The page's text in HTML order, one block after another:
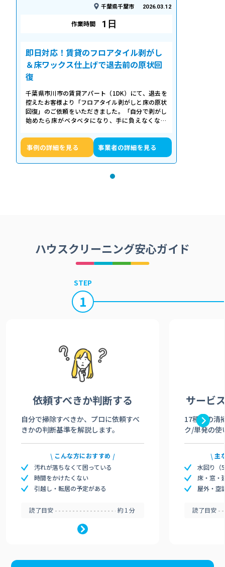
千葉県千葉市 2026.03.12
作業時間 1日
即日対応！賃貸のフロアタイル剥がし
＆床ワックス仕上げで退去前の原状回
復
千葉県市川市の賃貸アパート（1DK）にて、退去を
控えたお客様より「フロアタイル剥がしと床の原状
回復」のご依頼をいただきました。「自分で剥がし
始めたら床がベタベタになり、手に負えなくなっ
事例の詳細を見る 事業者の詳細を見る
ハウスクリーニング安心ガイド
STEP
1
依頼すべきか判断する
自分で掃除すべきか、プロに依頼すべ
きかの判断基準を解説します。
こんな方におすすめ
汚れが落ちなくて困っている
時間をかけたくない
引越し・転居の予定がある
読了目安 約1分
サービ
17種類の清
ク/単発の使
主
水回り（
床・窓・
屋外・空
読了目安